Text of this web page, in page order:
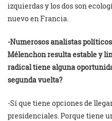
izquierdas y los dos son
nuevo en Francia.
-Numerosos analistas
Mélenchon resulta estable y
radical tiene alguna
segunda vuelta?
-Sí que tiene opciones de
presidenciales. Porque tiene